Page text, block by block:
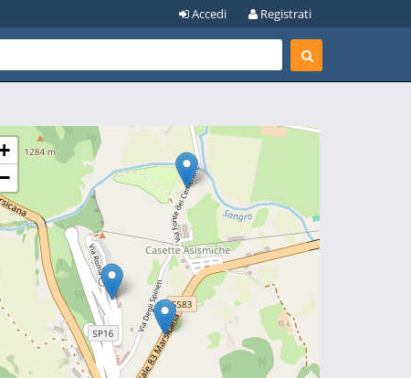
Registrati
Accedi